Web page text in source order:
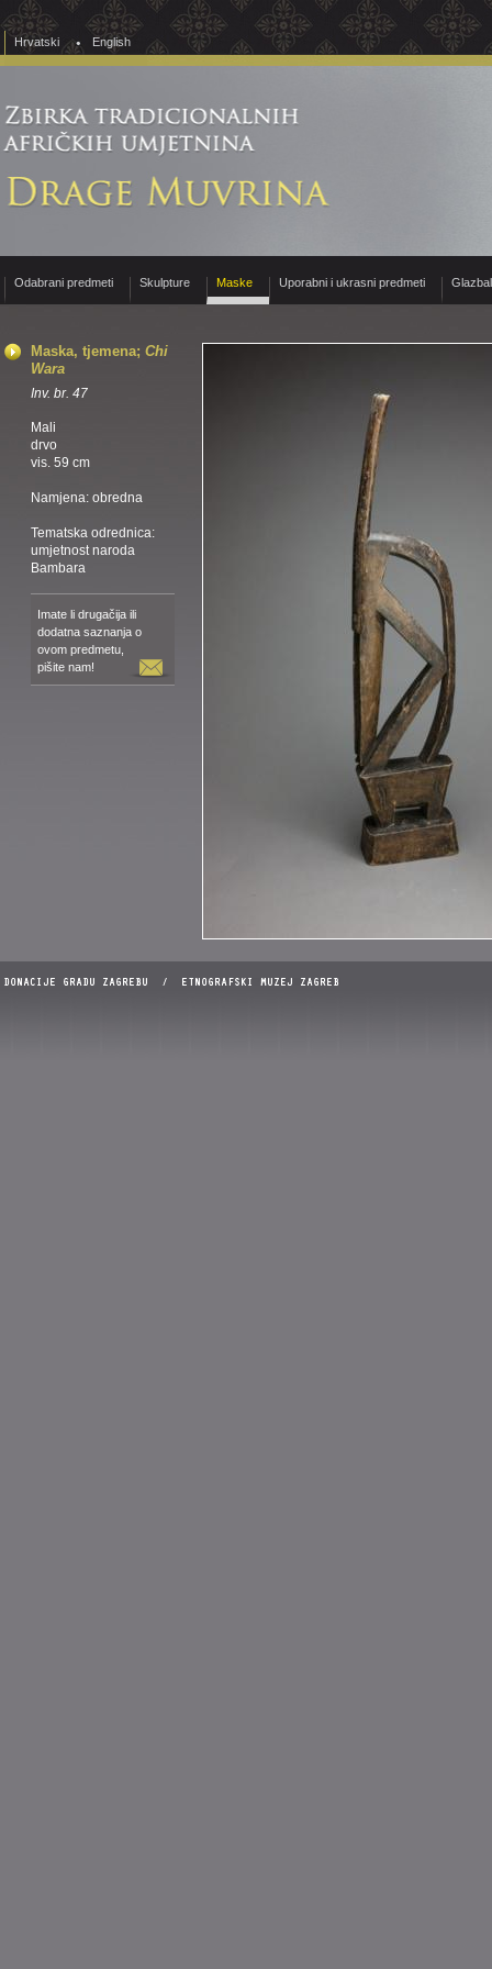
Hrvatski English
Odabrani predmeti Skulpture Maske Uporabni i ukrasni predmeti
Maska, tjemena; Chi
Wara
Inv. br. 47
Mali
drvo
vis. 59 cm
Namjena: obredna
Tematska odrednica:
umjetnost naroda
Bambara
Imate li drugačija ili
dodatna saznanja o
ovom predmetu,
pišite nam!